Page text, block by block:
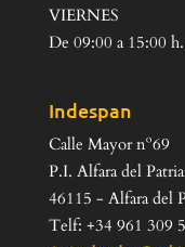
VIERNES
De 09:00 a 15:00 h.
Indespan
Calle Mayor nº69
P.I. Alfara del
46115 - Alfara del
Telf: +34 961 309